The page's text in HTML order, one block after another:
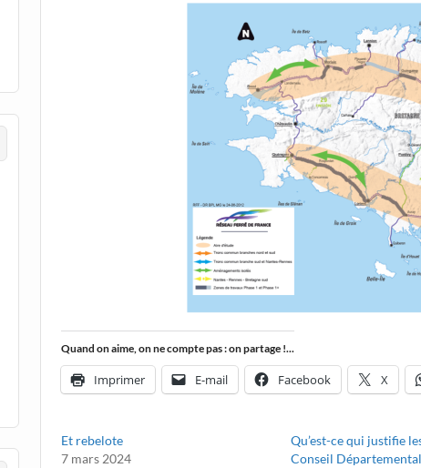
Quand on aime, on ne compte pas : on partage !...
Imprimer E-mail Facebook X
Et rebelote
7 mars 2024
Qu’est-ce qui justifie
Conseil